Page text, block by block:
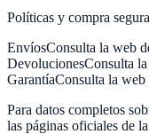
Políticas y compra segura
EnvíosConsulta la web
DevolucionesConsulta
GarantíaConsulta la web
Para datos completos
las páginas oficiales de